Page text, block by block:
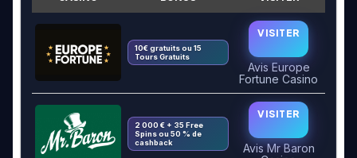
10€ gratuits ou 15
Tours Gratuits
VISITER
Avis Europe
Fortune Casino
2 000 € + 35 Free
Spins ou 50 % de
cashback
VISITER
Avis Mr Baron